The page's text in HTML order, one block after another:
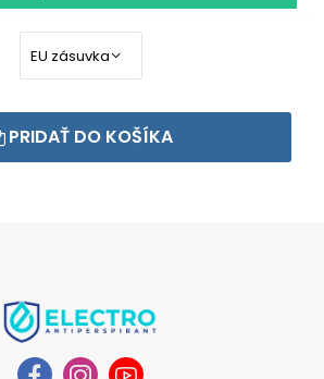
PRIDAŤ DO KOŠÍKA